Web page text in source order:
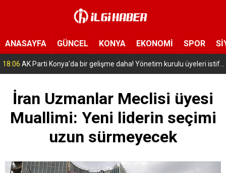
ANASAYFA GÜNCEL KONYA EKONOMİ SPOR
16:56 Selçuklu’da geleceğin mühendisleri yetişiyor! Çocuklar uzay ve havacılığa adım attı
İran Uzmanlar Meclisi üyesi
Muallimi: Yeni liderin seçimi
uzun sürmeyecek